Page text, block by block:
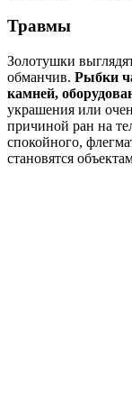
Травмы
Золотушки
обманчив. Рыбки
камней,
украшения или
причиной ран на
спокойного,
становятся